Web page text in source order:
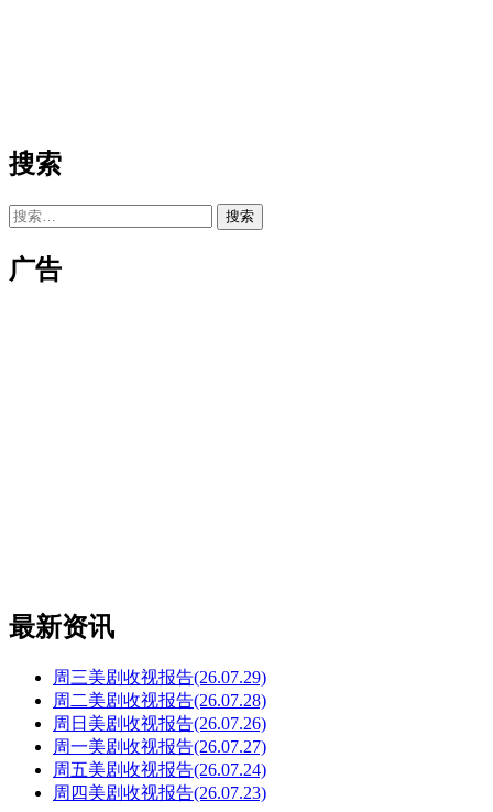
搜索
搜
广告
最新资讯
周三美剧收视报告(26.07.29)
周二美剧收视报告(26.07.28)
周日美剧收视报告(26.07.26)
周一美剧收视报告(26.07.27)
周五美剧收视报告(26.07.24)
周四美剧收视报告(26.07.23)